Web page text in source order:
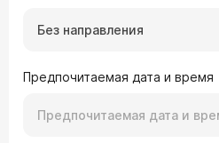
Без направления
Предпочитаемая дата и время